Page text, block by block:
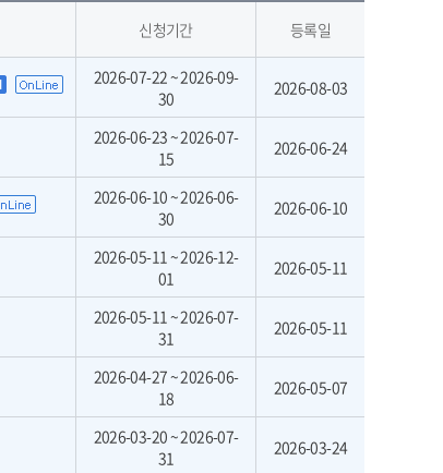
신청기간 등록일
2026-07-22 ~ 2026-09-
30
2026-08-03
2026-06-23 ~ 2026-07-
15
2026-06-24
2026-06-10 ~ 2026-06-
30
2026-06-10
2026-05-11 ~ 2026-12-
01
2026-05-11
2026-05-11 ~ 2026-07-
31
2026-05-11
2026-04-27 ~ 2026-06-
18
2026-05-07
2026-03-20 ~ 2026-07-
31
2026-03-24